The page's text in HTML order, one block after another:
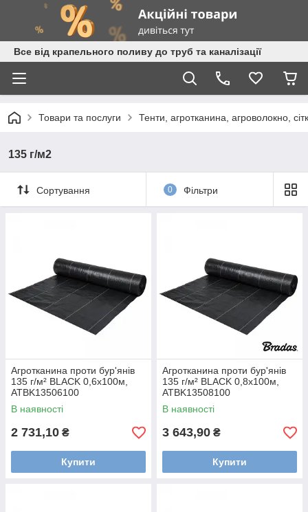
Все від крапельного поливу до труб та каналізації
Товари та послуги Тенти, агротканина, агроволокно,
135 г/м2
Сортування 0 Фільтри
Агротканина проти бур'янів
135 г/м² BLACK 0,6х100м,
ATBK13506100
В наявності
2 731,10 ₴
Купити
Агротканина проти бур'янів
135 г/м² BLACK 0,8х100м,
ATBK13508100
В наявності
3 643,90 ₴
Купити